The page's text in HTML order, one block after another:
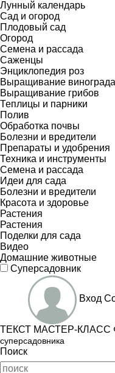
Лунный календарь
Сад и огород
Плодовый сад
Огород
Семена и рассада
Саженцы
Энциклопедия роз
Выращивание винограда
Выращивание грибов
Теплицы и парники
Полив
Обработка почвы
Болезни и вредители
Препараты и удобрения
Техника и инструменты
Семена и рассада
Идеи для сада
Болезни и вредители
Красота и здоровье
Растения
Растения
Поделки для сада
Видео
Домашние животные
Суперсадовник
Вход
ТЕКСТ МАСТЕР-КЛАСС
суперсадовника
Поиск